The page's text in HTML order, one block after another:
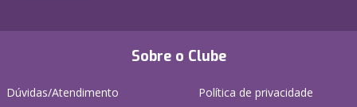
Sobre o Clube
Dúvidas/Atendimento
Política de privacidade